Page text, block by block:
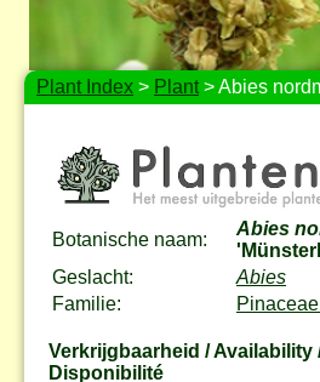
Plant Index > Plant> Abies
Botanische naam:
Abies
Geslacht:
Abies
Familie:
Verkrijgbaarheid / Availability
Disponibilité